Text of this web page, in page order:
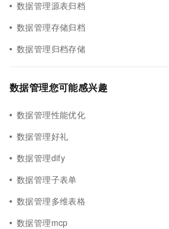
数据管理源表归档
数据管理存储归档
数据管理归档存储
数据管理您可能感兴趣
数据管理性能优化
数据管理好礼
数据管理dify
数据管理子表单
数据管理多维表格
数据管理mcp